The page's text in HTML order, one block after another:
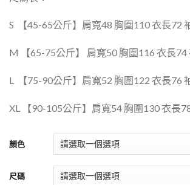
S 【45-65公斤】肩寬48 胸圍110 衣長72
M 【65-75公斤】 肩寬50 胸圍116 衣長74
L 【75-90公斤】肩寬52 胸圍122 衣長76
XL 【90-105公斤】肩寬54 胸圍130 衣長
顏色
尺碼